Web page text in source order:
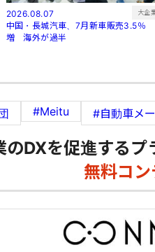
2026.08.07 大企
中国・長城汽車、7月新車販売3.5％
増 海外が過半
#Meitu #自動車メ
のDXを促進するプ
無料コ